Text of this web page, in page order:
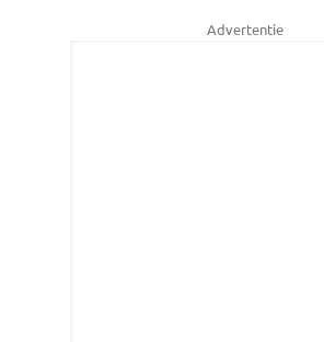
Advertentie